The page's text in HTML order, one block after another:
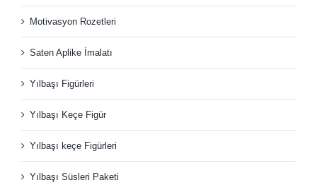
Motivasyon Rozetleri
Saten Aplike İmalatı
Yılbaşı Figürleri
Yılbaşı Keçe Figür
Yılbaşı keçe Figürleri
Yılbaşı Süsleri Paketi